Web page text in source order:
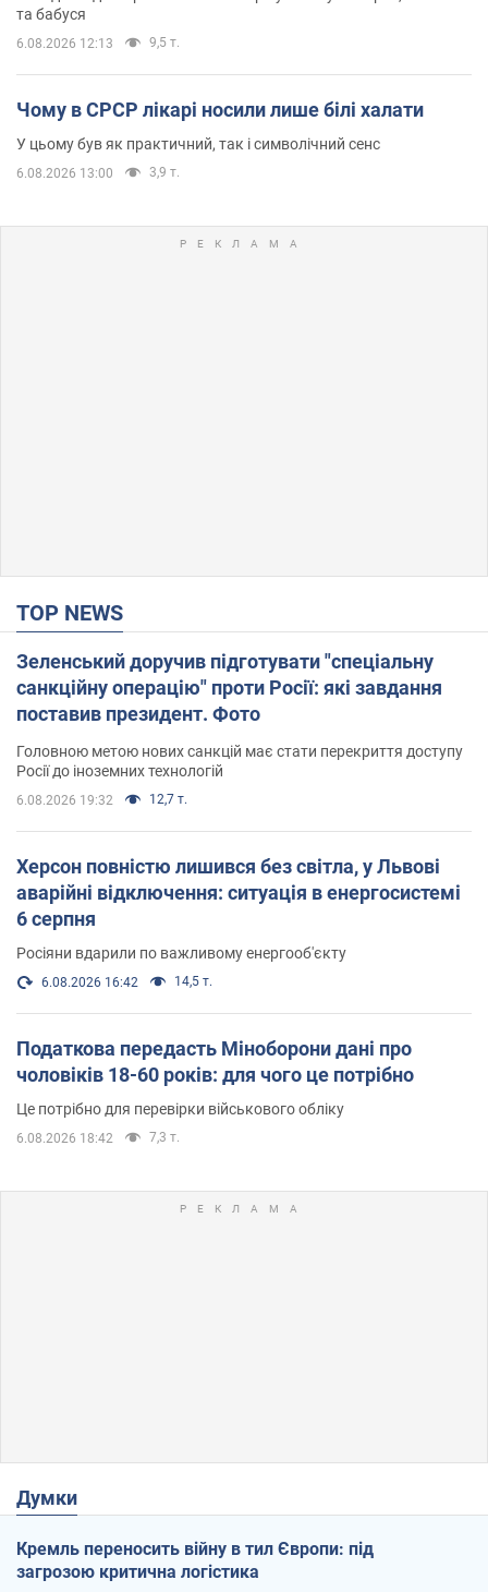
та бабуся
6.08.2026 12:13 9,5 т.
Чому в СРСР лікарі носили лише білі халати
У цьому був як практичний, так і символічний сенс
6.08.2026 13:00 3,9 т.
TOP NEWS
Зеленський доручив підготувати "спеціальну
санкційну операцію" проти Росії: які завдання
поставив президент. Фото
Головною метою нових санкцій має стати перекриття доступу
Росії до іноземних технологій
6.08.2026 19:32 12,7 т.
Херсон повністю лишився без світла, у Львові
аварійні відключення: ситуація в енергосистемі
6 серпня
Росіяни вдарили по важливому енергооб'єкту
6.08.2026 16:42 14,5 т.
Податкова передасть Міноборони дані про
чоловіків 18-60 років: для чого це потрібно
Це потрібно для перевірки військового обліку
6.08.2026 18:42 7,3 т.
Думки
Кремль переносить війну в тил Європи: під
загрозою критична логістика